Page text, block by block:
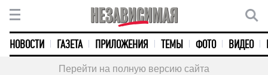
НОВОСТИ ГАЗЕТА ПРИЛОЖЕНИЯ ТЕМЫ ФОТО ВИДЕО
Перейти на полную версию сайта